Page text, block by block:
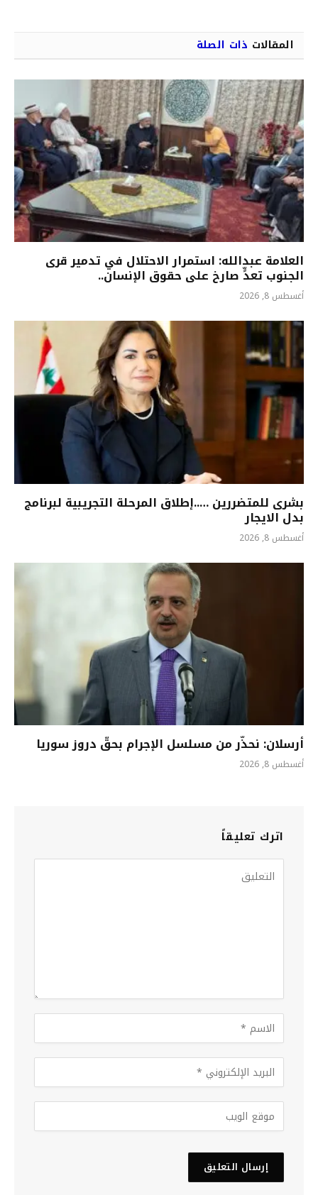
المقالات ذات الصلة
العلامة عبدالله: استمرار الاحتلال في تدمير قرى
الجنوب تعدٍّ صارخ على حقوق الإنسان..
أغسطس 8, 2026
بشرى للمتضررين …..إطلاق المرحلة التجريبية لبرنامج
بدل الايجار
أغسطس 8, 2026
أرسلان: نحذّر من مسلسل الإجرام بحقّ دروز سوريا
أغسطس 8, 2026
اترك تعليقاً